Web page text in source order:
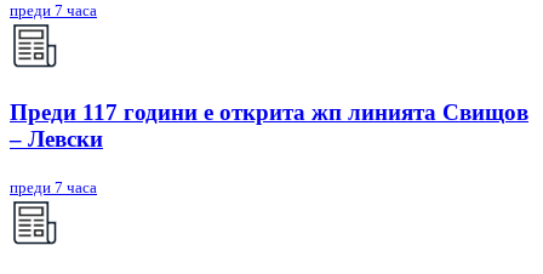
преди 7 часа
Преди 117 години е открита жп линията Свищов
– Левски
преди 7 часа